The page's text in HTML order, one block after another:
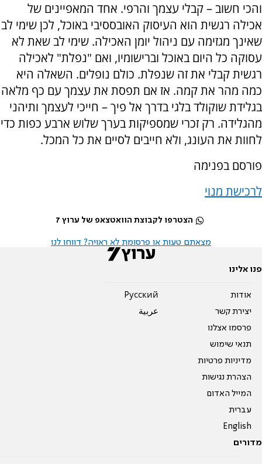
והכי חשוב – קבלי עצמך והרפי. אחד המאפיינים של
אכילה רגשית הוא העיסוק האובססיבי באוכל, לכן שימי לב
שאינך מגזימה עם ניהול יומן האכילה. שימי לב שאת לא
עסוקה כל היום באוכל וברישומיו, ואם "נפלת" לאכילה
רגשית קבלי את זה שנפלת. כולם נופלים. השאלה היא
כמה מהר את קמה. אז אם תפסת את עצמך עם כף מלאה
בגלידת שוקולד בלגי בדרך אל פיך – חייכי לעצמך ותיהני
מהגלידה. רק זכרי שמספיקות בערך שלוש ארבע כפות כדי
לחוות את העונג, ולא חייבים לסיים את כל המכל.
פורסם בפנימה
לרכישת מנוי
הצטרפו לקבוצת הוואטצאפ של ערוץ 7
מצאתם טעות או פרסומת לא ראויה? דווחו לנו
פנו אלינו
אודות
יצירת קשר
פרסמו אצלנו
תנאי שימוש
מדיניות פרטיות
הצהרת נגישות
המייל האדום
עברית
English
Pусский
عربية
מדורים